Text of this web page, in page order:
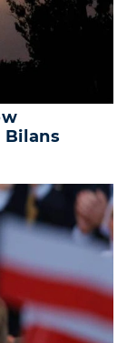
Bilans